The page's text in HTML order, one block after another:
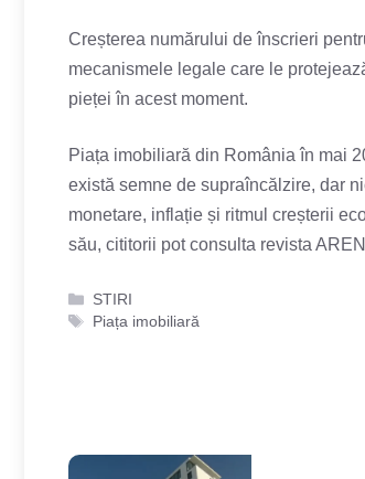
Creșterea numărului de înscrieri
mecanismele legale care le
pieței în acest moment.
Piața imobiliară din România în mai
există semne de supraîncălzire, dar
monetare, inflație și ritmul creșterii
său, cititorii pot consulta revista
Categorii
STIRI
Etichete
Piața imobiliară